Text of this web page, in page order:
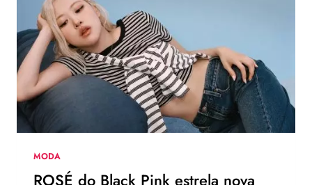
EUROPEU
2026
QUE
DEVEM
CHEGAR
AO
MODA
ROSÉ do Black Pink estrela nova